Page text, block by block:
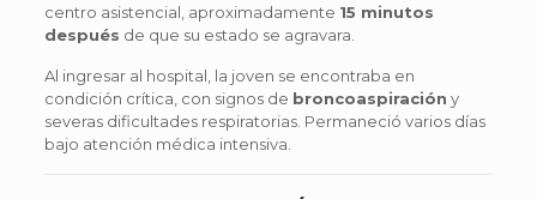
centro asistencial, aproximadamente 15 minutos
después de que su estado se agravara.
Al ingresar al hospital, la joven se encontraba en
condición crítica, con signos de broncoaspiración y
severas dificultades respiratorias. Permaneció varios días
bajo atención médica intensiva.